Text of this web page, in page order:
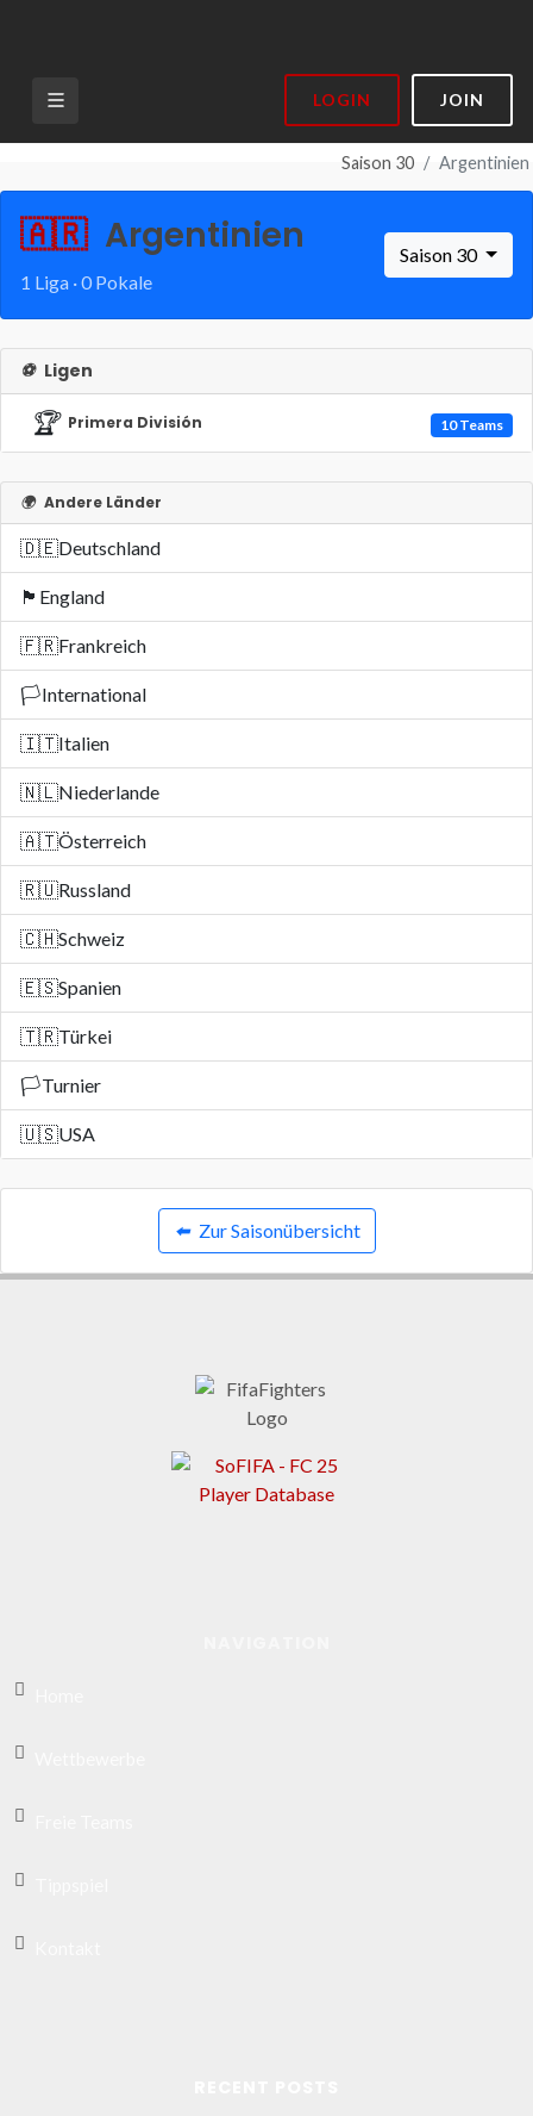
LOGIN JOIN
Saison 30 Argentinien
🇦🇷 Argentinien
1 Liga · 0 Pokale
Saison 30
⚽ Ligen
🏆 Primera División 10 Teams
🌍 Andere Länder
🇩🇪Deutschland
🏴󠁧󠁢󠁥󠁮󠁧󠁿 England
🇫🇷Frankreich
🏳️International
🇮🇹Italien
🇳🇱Niederlande
🇦🇹Österreich
🇷🇺Russland
🇨🇭Schweiz
🇪🇸Spanien
🇹🇷Türkei
🏳️Turnier
🇺🇸USA
⬅️ Zur Saisonübersicht